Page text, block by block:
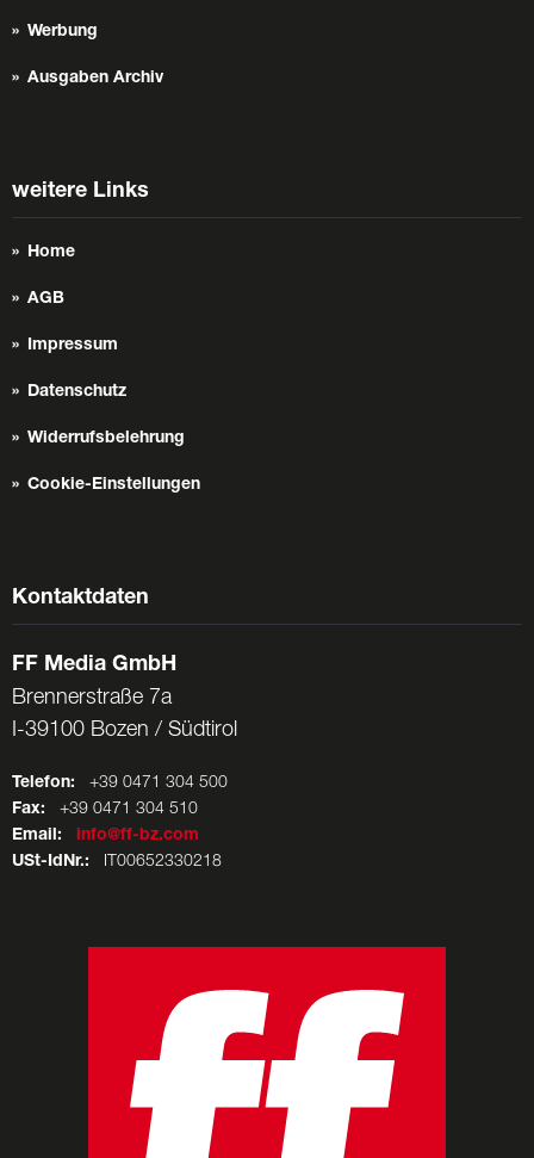
Werbung
Ausgaben Archiv
weitere Links
Home
AGB
Impressum
Datenschutz
Widerrufsbelehrung
Cookie-Einstellungen
Kontaktdaten
FF Media GmbH
Brennerstraße 7a
I-39100 Bozen / Südtirol
Telefon: +39 0471 304 500
Fax: +39 0471 304 510
Email:
info@ff-bz.com
USt-IdNr.: IT00652330218